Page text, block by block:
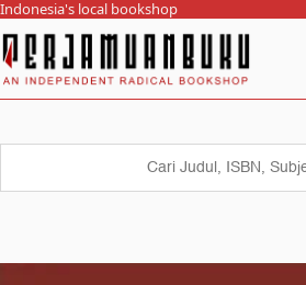
Indonesia's local bookshop